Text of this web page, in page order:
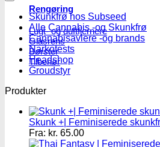
Rengøring
Lugt- og duftfjernere
Glasrens
Børster
Tilbehør
Skunkfrø hos Subseed
Alle Cannabis -og Skunkfrø
Cannabisavlere -og brands
Narkotests
Headshop
Groudstyr
Produkter
Skunk +| Feminiserede
Fra: kr. 65.00